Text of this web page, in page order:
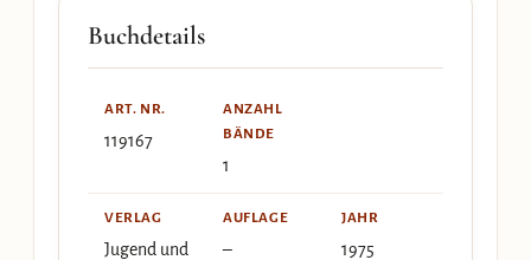
Buchdetails
ART. NR.
119167
ANZAHL
BÄNDE
1
VERLAG
Jugend und
AUFLAGE
–
JAHR
1975